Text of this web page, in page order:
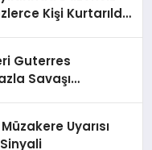
Kişi Kurtarıldı,
Guterres
Savaşı
Uyarısı